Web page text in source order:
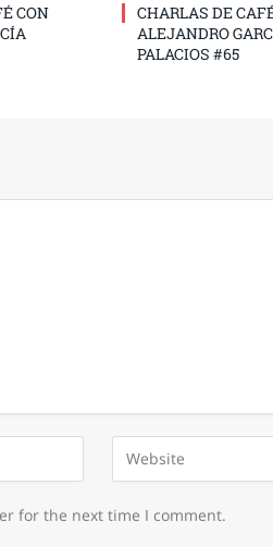
CON
CHARLAS DE
ALEJANDRO
PALACIOS #65
for the next time I comment.